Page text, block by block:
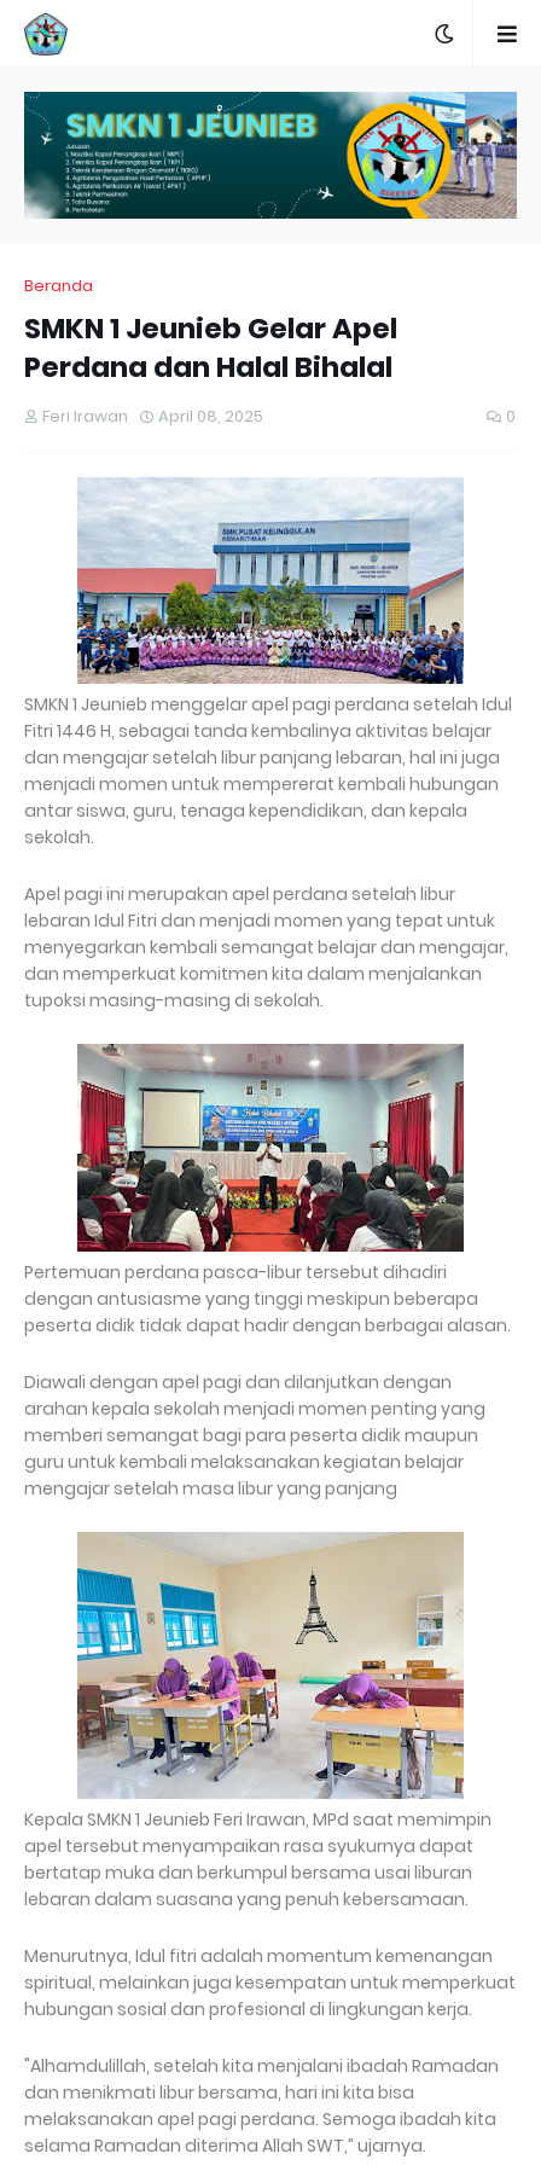
Beranda
SMKN 1 Jeunieb Gelar Apel
Perdana dan Halal Bihalal
Feri Irawan April 08, 2025 0
SMKN 1 Jeunieb menggelar apel pagi perdana setelah Idul
Fitri 1446 H, sebagai tanda kembalinya aktivitas belajar
dan mengajar setelah libur panjang lebaran, hal ini juga
menjadi momen untuk mempererat kembali hubungan
antar siswa, guru, tenaga kependidikan, dan kepala
sekolah.
Apel pagi ini merupakan apel perdana setelah libur
lebaran Idul Fitri dan menjadi momen yang tepat untuk
menyegarkan kembali semangat belajar dan mengajar,
dan memperkuat komitmen kita dalam menjalankan
tupoksi masing-masing di sekolah.
Pertemuan perdana pasca-libur tersebut dihadiri
dengan antusiasme yang tinggi meskipun beberapa
peserta didik tidak dapat hadir dengan berbagai alasan.
Diawali dengan apel pagi dan dilanjutkan dengan
arahan kepala sekolah menjadi momen penting yang
memberi semangat bagi para peserta didik maupun
guru untuk kembali melaksanakan kegiatan belajar
mengajar setelah masa libur yang panjang
Kepala SMKN 1 Jeunieb Feri Irawan, MPd saat memimpin
apel tersebut menyampaikan rasa syukurnya dapat
bertatap muka dan berkumpul bersama usai liburan
lebaran dalam suasana yang penuh kebersamaan.
Menurutnya, Idul fitri adalah momentum kemenangan
spiritual, melainkan juga kesempatan untuk memperkuat
hubungan sosial dan profesional di lingkungan kerja.
"Alhamdulillah, setelah kita menjalani ibadah Ramadan
dan menikmati libur bersama, hari ini kita bisa
melaksanakan apel pagi perdana. Semoga ibadah kita
selama Ramadan diterima Allah SWT,” ujarnya.